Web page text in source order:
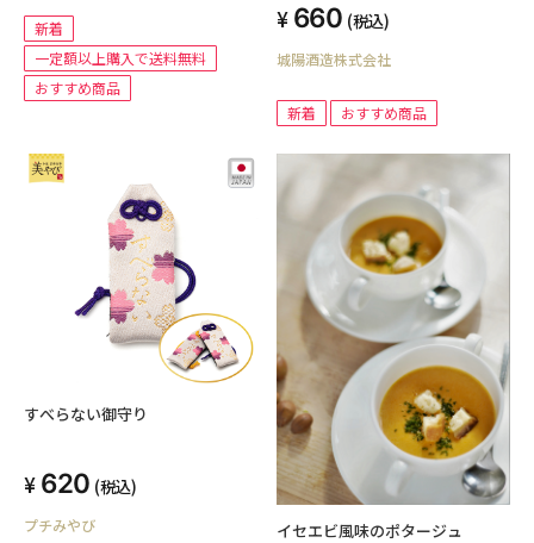
新着
一定額以上購入で送料無料
おすすめ商品
660 (税込)
城陽酒造株式会社
新着 おすすめ商品
すべらない御守り
620 (税込)
プチみやび イセエビ風味のポタージュ